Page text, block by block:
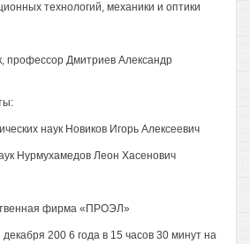
технологий, механики и оптики
профессор Дмитриев Александр
наук Новиков Игорь Алексеевич
Нурмухамедов Леон Хасенович
фирма «ПРОЭЛ»
200 6 года в 15 часов 30 минут на